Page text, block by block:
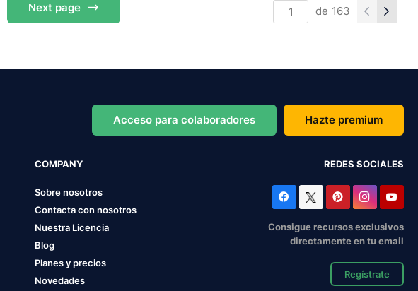
Next page de 163
Acceso para colaboradores Hazte premium
COMPANY
Sobre nosotros
Contacta con nosotros
Nuestra Licencia
Blog
Planes y precios
Novedades
REDES SOCIALES
Consigue recursos exclusivos
directamente en tu email
Regístrate